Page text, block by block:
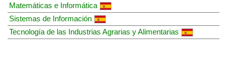
Matemáticas e Informática
Sistemas de Información
Tecnología de las Industrias Agrarias y Alimentarias